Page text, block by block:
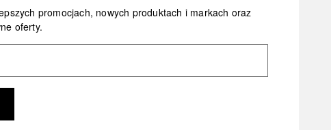
promocjach, nowych produktach i markach oraz
oferty.